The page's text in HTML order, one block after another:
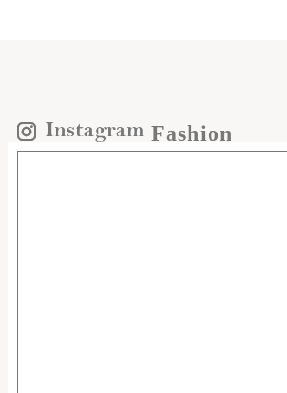
Fashion